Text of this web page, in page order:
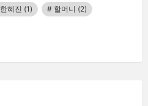
한혜진 (1) 할머니 (2)